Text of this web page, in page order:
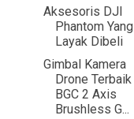
Aksesoris DJI
Phantom Yang
Layak Dibeli
Gimbal Kamera
Drone Terbaik
BGC 2 Axis
Brushless G...